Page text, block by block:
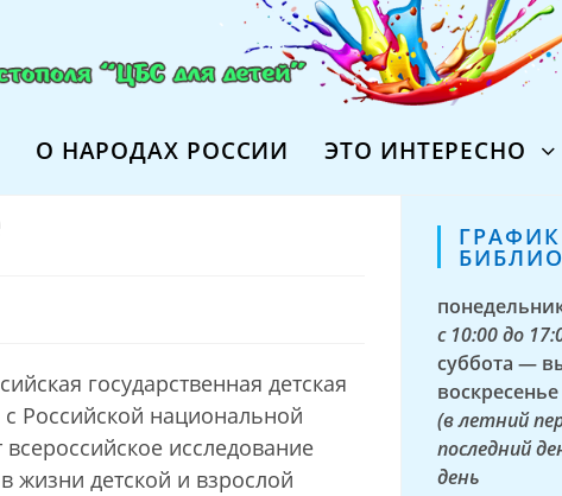
О НАРОДАХ РОССИИ ЭТО ИНТЕРЕСНО
государственная детская
Российской национальной
исследование
жизни детской и взрослой
с 10:00 до
суббота —
(в летний
последний
день